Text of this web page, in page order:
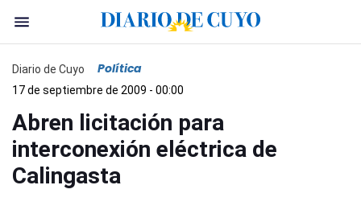
Diario de Cuyo Política
17 de septiembre de 2009 - 00:00
Abren licitación para
interconexión eléctrica de
Calingasta